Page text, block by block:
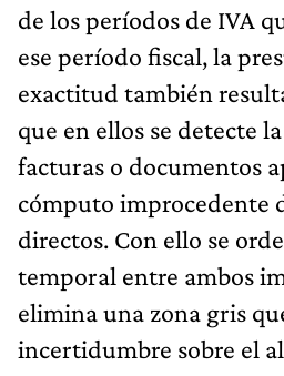
de los períodos de IVA
ese período fiscal, la
exactitud también
que en ellos se detecte
facturas o documentos
cómputo improcedente
directos. Con ello se
temporal entre ambos
elimina una zona gris
incertidumbre sobre el